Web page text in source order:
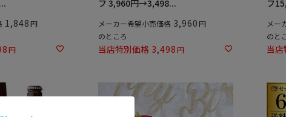
1,848
フ 3,960円→3,498...
メーカー希望小売価格 3,960
のところ
当店特別価格 3,498
フ
メー
のと
当